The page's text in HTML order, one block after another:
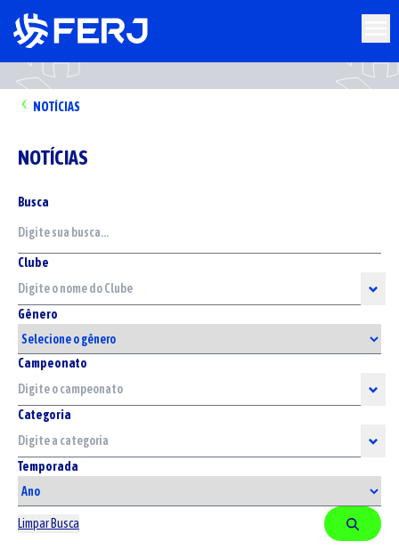
NOTÍCIAS
NOTÍCIAS
Busca
Clube
Gênero
Campeonato
Categoria
Temporada
Limpar Busca